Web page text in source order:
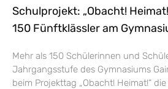
Schulprojekt: „Obacht!
150 Fünftklässler am
Mehr als 150 Schülerinnen und
Jahrgangsstufe des Gymnasiums
beim Projekttag „Obacht! Heimat!“